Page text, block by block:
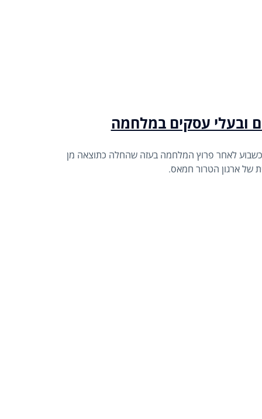
ובעלי עסקים במלחמה
כשבוע לאחר פרוץ המלחמה בעזה שהחלה כתוצאה מן
של ארגון הטרור חמאס.